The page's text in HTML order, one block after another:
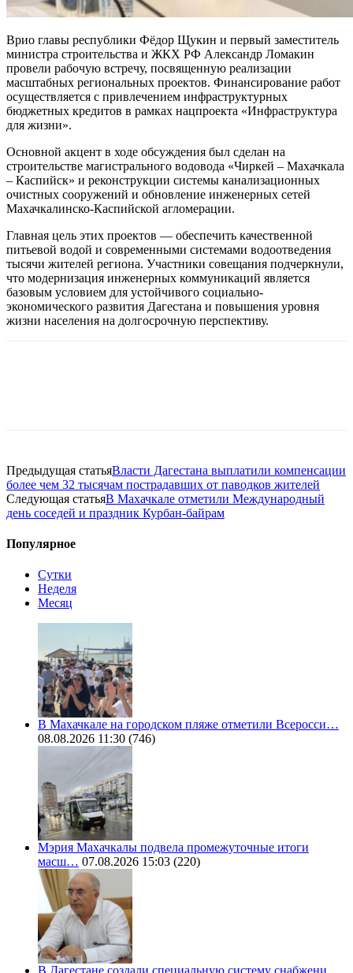
Врио главы республики Фёдор Щукин и первый заместитель
министра строительства и ЖКХ РФ Александр Ломакин
провели рабочую встречу, посвященную реализации
масштабных региональных проектов. Финансирование работ
осуществляется с привлечением инфраструктурных
бюджетных кредитов в рамках нацпроекта «Инфраструктура
для жизни».
Основной акцент в ходе обсуждения был сделан на
строительстве магистрального водовода «Чиркей – Махачкала
– Каспийск» и реконструкции системы канализационных
очистных сооружений и обновление инженерных сетей
Махачкалинско-Каспийской агломерации.
Главная цель этих проектов — обеспечить качественной
питьевой водой и современными системами водоотведения
тысячи жителей региона. Участники совещания подчеркнули,
что модернизация инженерных коммуникаций является
базовым условием для устойчивого социально-
экономического развития Дагестана и повышения уровня
жизни населения на долгосрочную перспективу.
Предыдущая статьяВласти Дагестана выплатили компенсации
более чем 32 тысячам пострадавших от паводков жителей
Следующая статьяВ Махачкале отметили Международный
день соседей и праздник Курбан-байрам
Популярное
Сутки
Неделя
Месяц
В Махачкале на городском пляже отметили Всеросси…
08.08.2026 11:30 (746)
Мэрия Махачкалы подвела промежуточные итоги
масш… 07.08.2026 15:03 (220)